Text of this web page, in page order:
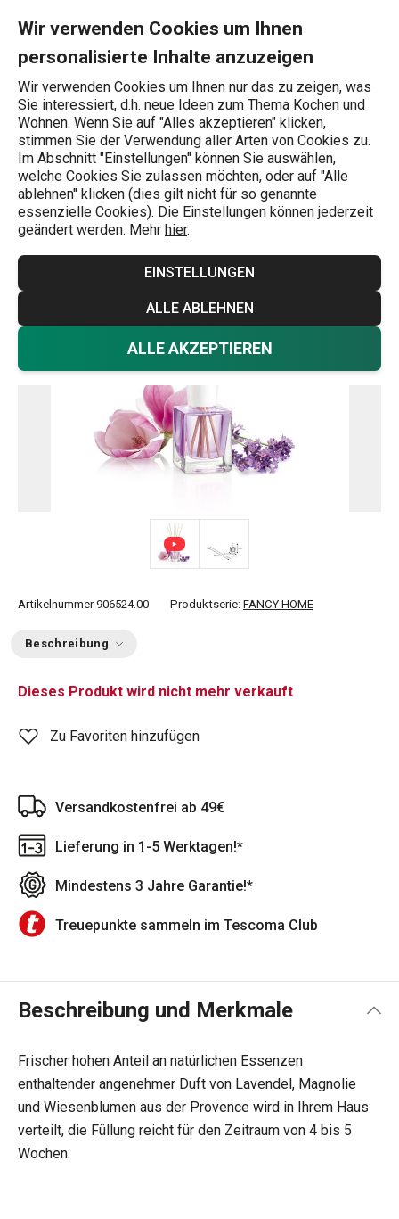
Wir verwenden Cookies um Ihnen
personalisierte Inhalte anzuzeigen
Wir verwenden Cookies um Ihnen nur das zu zeigen, was
Sie interessiert, d.h. neue Ideen zum Thema Kochen und
Wohnen. Wenn Sie auf "Alles akzeptieren" klicken,
stimmen Sie der Verwendung aller Arten von Cookies zu.
Im Abschnitt "Einstellungen" können Sie auswählen,
welche Cookies Sie zulassen möchten, oder auf "Alle
ablehnen" klicken (dies gilt nicht für so genannte
essenzielle Cookies). Die Einstellungen können jederzeit
geändert werden. Mehr hier.
EINSTELLUNGEN
ALLE ABLEHNEN
ALLE AKZEPTIEREN
Wonach suchen Sie?
Startseite
Duftspender FANCY HOME 100 ml,
Provence
Artikelnummer 906524.00 Produktserie: FANCY HOME
Beschreibung
Dieses Produkt wird nicht mehr verkauft
Zu Favoriten hinzufügen
Versandkostenfrei ab 49€
Lieferung in 1-5 Werktagen!*
Mindestens 3 Jahre Garantie!*
Treuepunkte sammeln im Tescoma Club
Beschreibung und Merkmale
Frischer hohen Anteil an natürlichen Essenzen
enthaltender angenehmer Duft von Lavendel, Magnolie
und Wiesenblumen aus der Provence wird in Ihrem Haus
verteilt, die Füllung reicht für den Zeitraum von 4 bis 5
Wochen.